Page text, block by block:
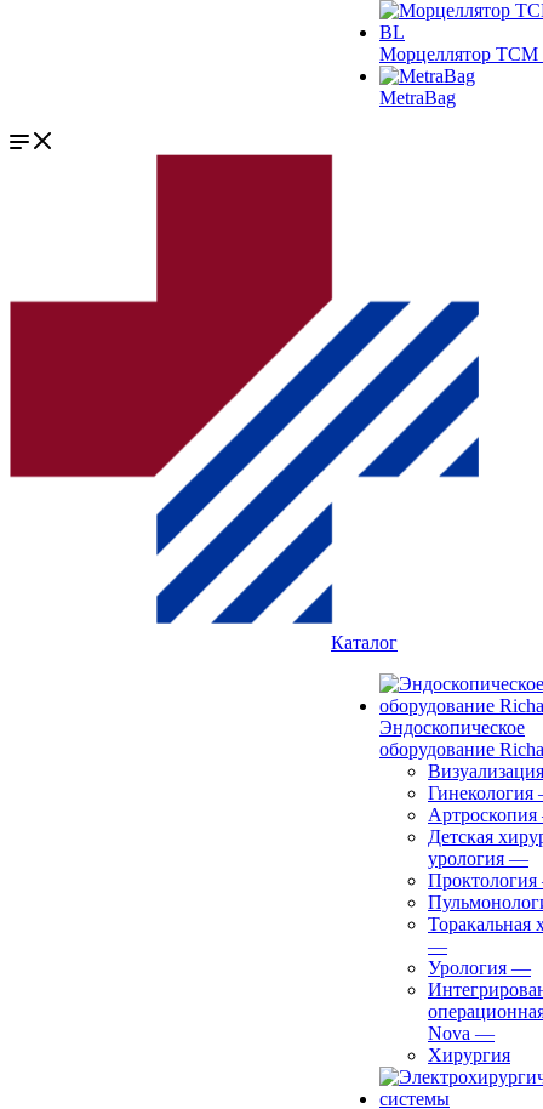
Морцеллятор ТСМ
MetraBag
Каталог
Эндоскопическое
оборудование
Визуализация
Гинекология
Артроскопия
Детская
урология —
Проктология
Торакальная
—
Урология —
Nova —
Хирургия